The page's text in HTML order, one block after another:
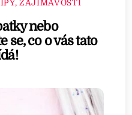
ZAJÍMAVOSTI
nebo
se, co o vás tato